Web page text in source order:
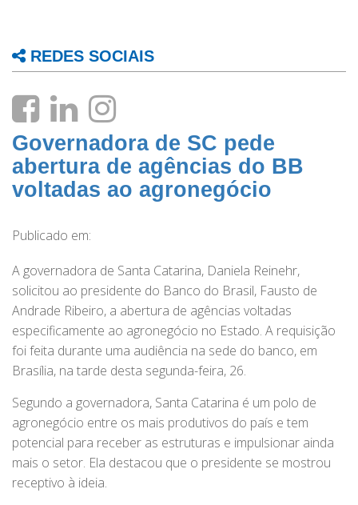
REDES SOCIAIS
Governadora de SC pede
abertura de agências do BB
voltadas ao agronegócio
Publicado em:
A governadora de Santa Catarina, Daniela Reinehr,
solicitou ao presidente do Banco do Brasil, Fausto de
Andrade Ribeiro, a abertura de agências voltadas
especificamente ao agronegócio no Estado. A requisição
foi feita durante uma audiência na sede do banco, em
Brasília, na tarde desta segunda-feira, 26.
Segundo a governadora, Santa Catarina é um polo de
agronegócio entre os mais produtivos do país e tem
potencial para receber as estruturas e impulsionar ainda
mais o setor. Ela destacou que o presidente se mostrou
receptivo à ideia.